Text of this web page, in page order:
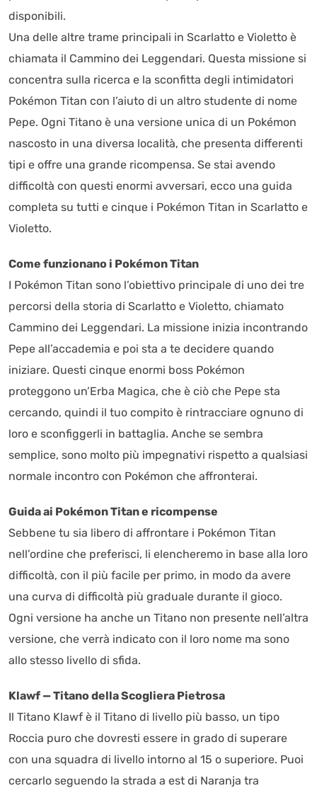
disponibili.
Una delle altre trame principali in Scarlatto e Violetto è
chiamata il Cammino dei Leggendari. Questa missione si
concentra sulla ricerca e la sconfitta degli intimidatori
Pokémon Titan con l’aiuto di un altro studente di nome
Pepe. Ogni Titano è una versione unica di un Pokémon
nascosto in una diversa località, che presenta differenti
tipi e offre una grande ricompensa. Se stai avendo
difficoltà con questi enormi avversari, ecco una guida
completa su tutti e cinque i Pokémon Titan in Scarlatto e
Violetto.
Come funzionano i Pokémon Titan
I Pokémon Titan sono l’obiettivo principale di uno dei tre
percorsi della storia di Scarlatto e Violetto, chiamato
Cammino dei Leggendari. La missione inizia incontrando
Pepe all’accademia e poi sta a te decidere quando
iniziare. Questi cinque enormi boss Pokémon
proteggono un’Erba Magica, che è ciò che Pepe sta
cercando, quindi il tuo compito è rintracciare ognuno di
loro e sconfiggerli in battaglia. Anche se sembra
semplice, sono molto più impegnativi rispetto a qualsiasi
normale incontro con Pokémon che affronterai.
Guida ai Pokémon Titan e ricompense
Sebbene tu sia libero di affrontare i Pokémon Titan
nell’ordine che preferisci, li elencheremo in base alla loro
difficoltà, con il più facile per primo, in modo da avere
una curva di difficoltà più graduale durante il gioco.
Ogni versione ha anche un Titano non presente nell’altra
versione, che verrà indicato con il loro nome ma sono
allo stesso livello di sfida.
Klawf — Titano della Scogliera Pietrosa
Il Titano Klawf è il Titano di livello più basso, un tipo
Roccia puro che dovresti essere in grado di superare
con una squadra di livello intorno al 15 o superiore. Puoi
cercarlo seguendo la strada a est di Naranja tra